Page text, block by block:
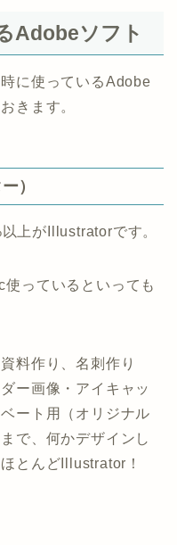
Adobeソフト
に使っているAdobe
きます。
）
上がIllustratorです。
っているといっても
料作り、名刺作り
ー画像・アイキャッ
ート用（オリジナル
で、何かデザインし
とんどIllustrator！